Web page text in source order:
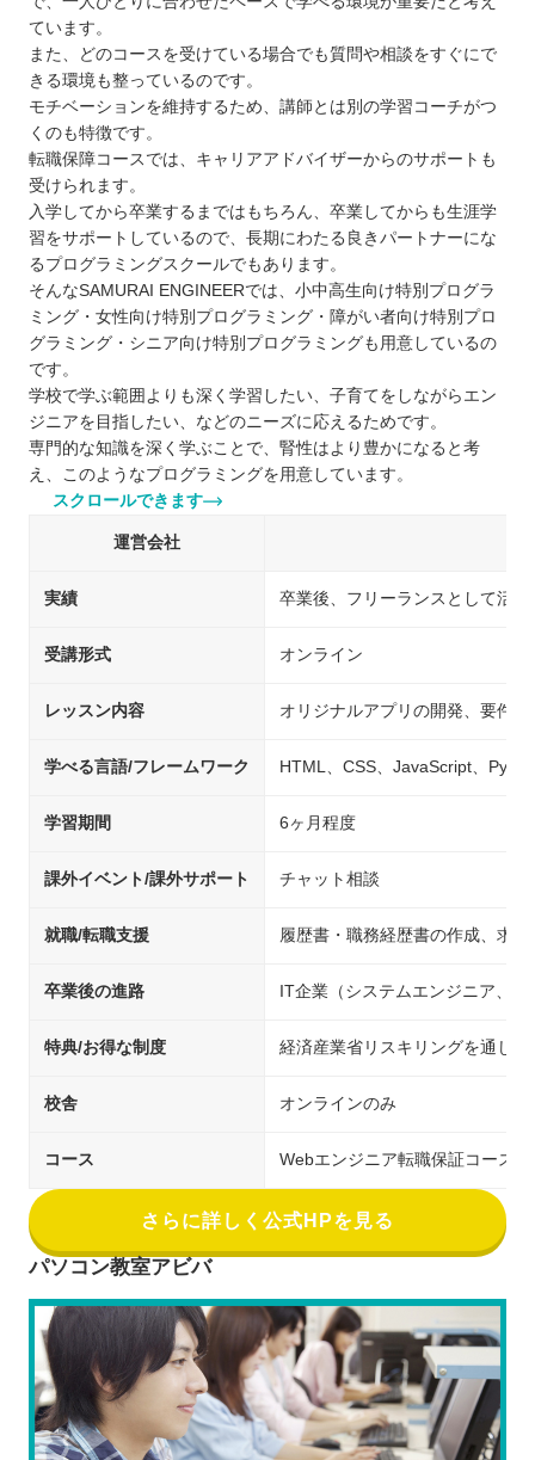
ています。
また、どのコースを受けている場合でも質問や相談をすぐにで
きる環境も整っているのです。
モチベーションを維持するため、講師とは別の学習コーチがつ
くのも特徴です。
転職保障コースでは、キャリアアドバイザーからのサポートも
受けられます。
入学してから卒業するまではもちろん、卒業してからも生涯学
習をサポートしているので、長期にわたる良きパートナーにな
るプログラミングスクールでもあります。
そんなSAMURAI ENGINEERでは、小中高生向け特別プログラ
ミング・女性向け特別プログラミング・障がい者向け特別プロ
グラミング・シニア向け特別プログラミングも用意しているの
です。
学校で学ぶ範囲よりも深く学習したい、子育てをしながらエン
ジニアを目指したい、などのニーズに応えるためです。
専門的な知識を深く学ぶことで、腎性はより豊かになると考
え、このようなプログラミングを用意しています。
スクロールできます
運営会社
実績 卒業後、フリーランスとして活
受講形式 オンライン
レッスン内容 オリジナルアプリの開発、要件
学べる言語/フレームワーク HTML、CSS、JavaScript、
学習期間 6ヶ月程度
課外イベント/課外サポート チャット相談
就職/転職支援 履歴書・職務経歴書の作成、求
卒業後の進路 IT企業（システムエンジニア、
特典/お得な制度 経済産業省リスキリングを通じ
校舎 オンラインのみ
コース Webエンジニア転職保証コース
さらに詳しく公式HPを見る
パソコン教室アビバ